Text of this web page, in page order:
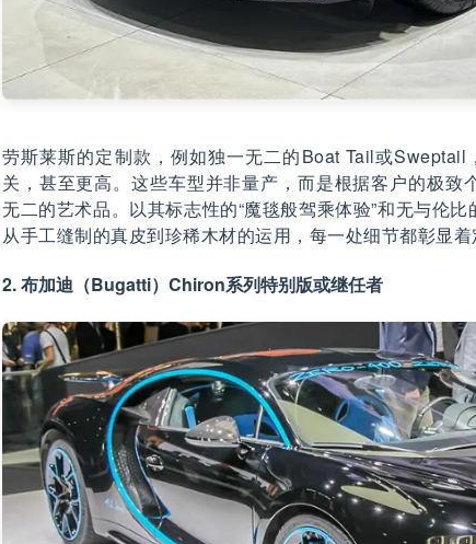
劳斯莱斯的定制款，例如独一无二的Boat Tail或
关，甚至更高。这些车型并非量产，而是根据客户的极致
无二的艺术品。以其标志性的“魔毯般驾乘体验”和无与伦
从手工缝制的真皮到珍稀木材的运用，每一处细节都彰显着
2. 布加迪（Bugatti）Chiron系列特别版或继任者